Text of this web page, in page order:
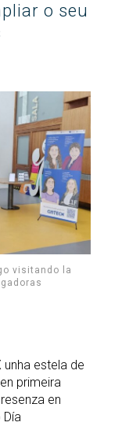
o seu
visitando la
unha estela de
primeira
en